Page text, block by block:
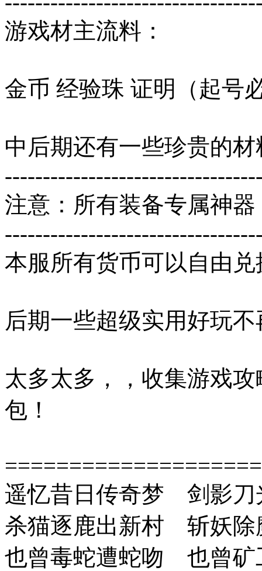
游戏材主流料：
金币 经验珠 证明（起号
中后期还有一些珍贵的
注意：所有装备专属神
本服所有货币可以自由
后期一些超级实用好玩
太多太多，，收集游戏
包！
遥忆昔日传奇梦 剑影
杀猫逐鹿出新村 斩妖
也曾毒蛇遭蛇吻 也曾